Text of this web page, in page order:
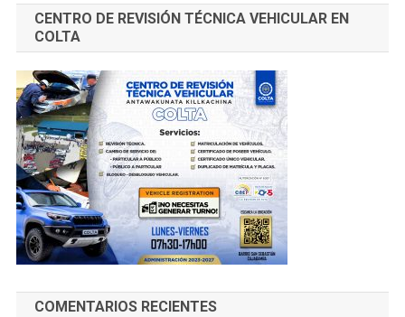
CENTRO DE REVISIÓN TÉCNICA VEHICULAR EN
COLTA
COMENTARIOS RECIENTES